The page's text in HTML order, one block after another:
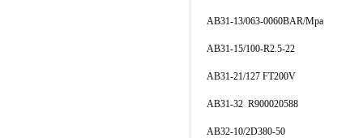
AB31-13/063-0060BAR/Mpa
AB31-15/100-R2.5-22
AB31-21/127 FT200V
AB31-32 R900020588
AB32-10/2D380-50